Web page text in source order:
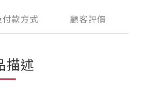
付款方式 顧客評價
描述